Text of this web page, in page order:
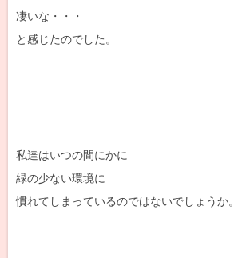
凄いな・・・
と感じたのでした。
私達はいつの間にかに
緑の少ない環境に
慣れてしまっているのではないでしょうか。